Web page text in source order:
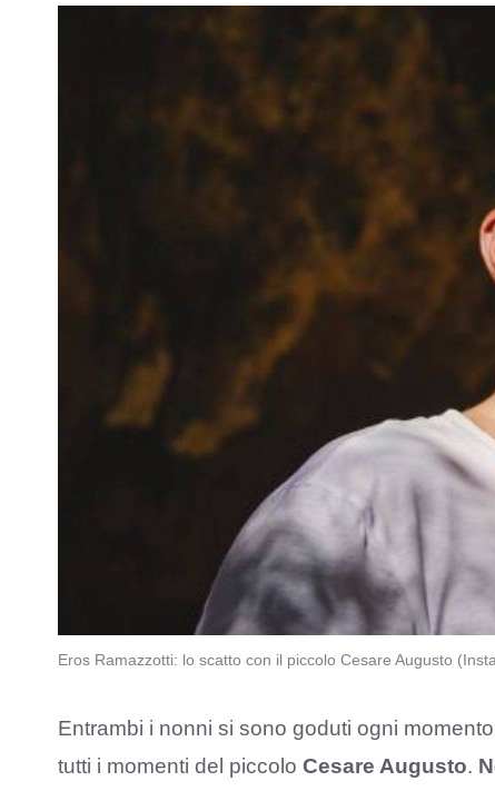
Eros Ramazzotti: lo scatto con il piccolo Cesare Augusto
Entrambi i nonni si sono goduti ogni
tutti i momenti del piccolo Cesare Augusto.